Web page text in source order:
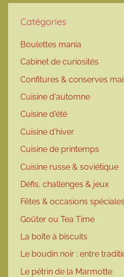
Catégories
Boulettes mania
Cabinet de curiosités
Confitures & conserves
Cuisine d'automne
Cuisine d'été
Cuisine d'hiver
Cuisine de printemps
Cuisine russe & soviétique
Défis, challenges & jeux
Fêtes & occasions spéciales
Goûter ou Tea Time
La boîte à biscuits
Le boudin noir : entre
Le pétrin de la Marmotte